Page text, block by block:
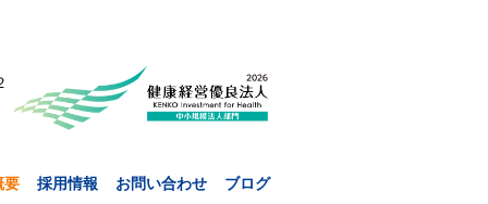
要 採用情報 お問い合わせ ブログ